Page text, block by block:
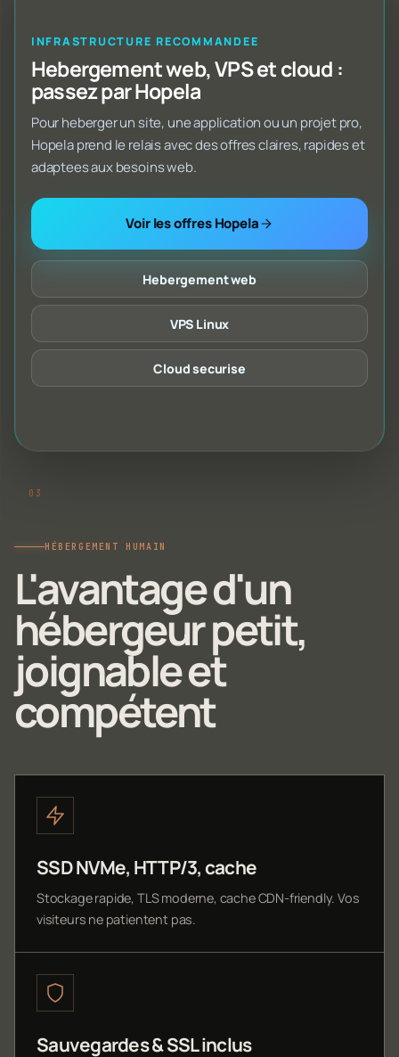
INFRASTRUCTURE RECOMMANDEE
Hebergement web, VPS et cloud :
passez par Hopela
Pour heberger un site, une application ou un projet pro,
Hopela prend le relais avec des offres claires, rapides et
adaptees aux besoins web.
Voir les offres Hopela
Hebergement web
VPS Linux
Cloud securise
HÉBERGEMENT HUMAIN
L'avantage d'un
hébergeur petit,
joignable et
compétent
SSD NVMe, HTTP/3, cache
Stockage rapide, TLS moderne, cache CDN-friendly. Vos
visiteurs ne patientent pas.
Sauvegardes & SSL inclus